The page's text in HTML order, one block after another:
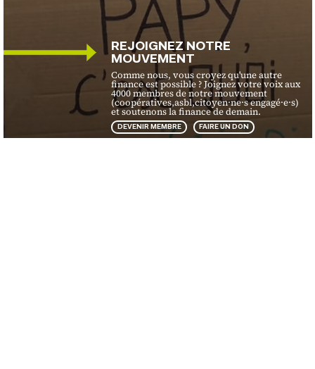
REJOIGNEZ NOTRE
MOUVEMENT
Comme nous, vous croyez qu'une autre
finance est possible ? Joignez votre voix aux
4000 membres de notre mouvement
(coopératives,asbl,citoyen·ne·s engagé·e·s)
et soutenons la finance de demain.
DEVENIR MEMBRE FAIRE UN DON